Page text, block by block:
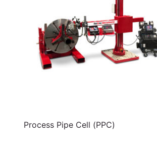
Process Pipe Cell (PPC)